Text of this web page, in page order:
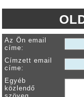
Az Ön email
címe:
Címzett email
címe:
Egyéb
közlendő